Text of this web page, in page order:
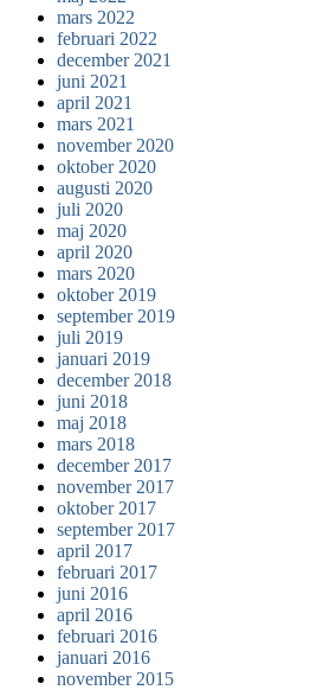
mars 2022
februari 2022
december 2021
juni 2021
april 2021
mars 2021
november 2020
oktober 2020
augusti 2020
juli 2020
maj 2020
april 2020
mars 2020
oktober 2019
september 2019
juli 2019
januari 2019
december 2018
juni 2018
maj 2018
mars 2018
december 2017
november 2017
oktober 2017
september 2017
april 2017
februari 2017
juni 2016
april 2016
februari 2016
januari 2016
november 2015